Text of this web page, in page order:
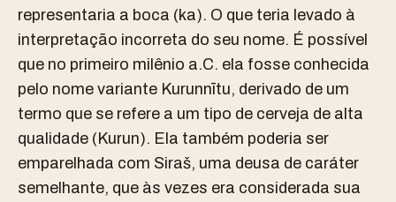
representaria a boca (ka). O que teria levado à
interpretação incorreta do seu nome. É possível
que no primeiro milênio a.C. ela fosse conhecida
pelo nome variante Kurunnītu, derivado de um
termo que se refere a um tipo de cerveja de alta
qualidade (Kurun). Ela também poderia ser
emparelhada com Siraš, uma deusa de caráter
semelhante, que às vezes era considerada sua